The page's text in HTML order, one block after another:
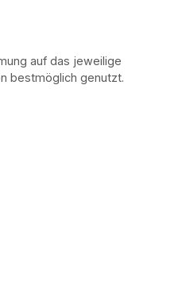
auf das jeweilige
bestmöglich genutzt.